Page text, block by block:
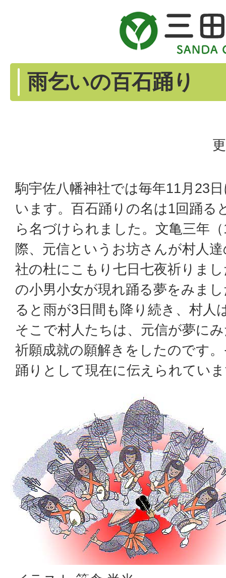
雨乞いの百石踊り
駒宇佐八幡神社では毎年11月23
います。百石踊りの名は1回踊る
ら名づけられました。文亀三年
際、元信というお坊さんが村人
社の杜にこもり七日七夜祈りま
の小男小女が現れ踊る夢をみま
ると雨が3日間も降り続き、村人
そこで村人たちは、元信が夢に
祈願成就の願解きをしたのです
踊りとして現在に伝えられてい